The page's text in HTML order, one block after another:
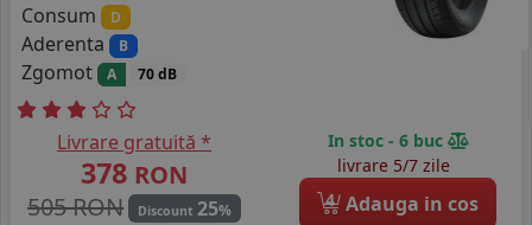
Consum
D
Aderenta B
Zgomot A 70 dB
Livrare gratuită *
378 RON
505 RON
Discount 25%
In stoc - 6 buc
livrare 5/7 zile
4 Adauga in cos